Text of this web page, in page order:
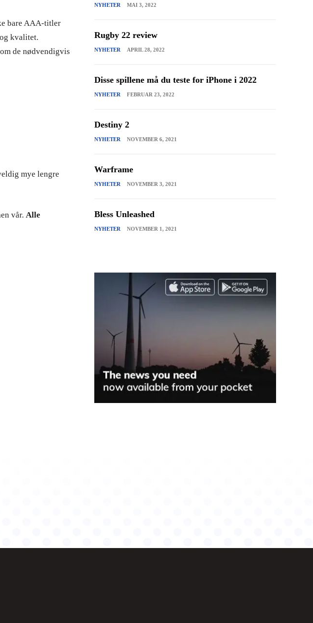
bare AAA-titler
kvalitet.
de nødvendigvis
mye lengre
vår. Alle
NYHETER MAI 3, 2022
Rugby 22 review
NYHETER APRIL 28, 2022
Disse spillene må du teste for iPhone i 2022
NYHETER FEBRUAR 23, 2022
Destiny 2
NYHETER NOVEMBER 6, 2021
Warframe
NYHETER NOVEMBER 3, 2021
Bless Unleashed
NYHETER NOVEMBER 1, 2021